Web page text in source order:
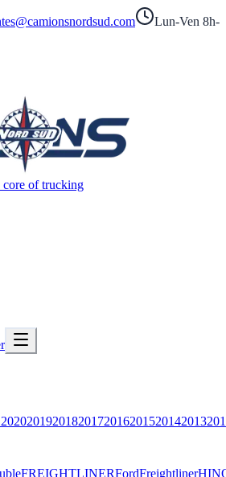
Lun-Ven 8h-
core of trucking
20202019201820172016201520142013
FREIGHTLINERFordFreightliner